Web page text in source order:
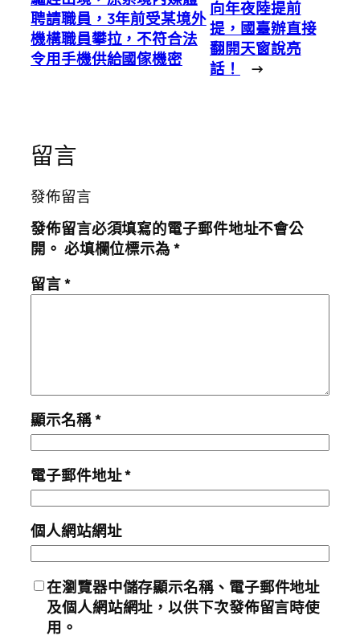
聘請職員，3年前受某境外
機構職員攀拉，不符合法
令用手機供給國傢機密
向年夜陸提前
提，國臺辦直接
翻開天窗說亮
話！
→
留言
發佈留言
發佈留言必須填寫的電子郵件地址不會公
開。 必填欄位標示為*
留言*
顯示名稱*
電子郵件地址*
個人網站網址
在瀏覽器中儲存顯示名稱、電子郵件地址
及個人網站網址，以供下次發佈留言時使
用。